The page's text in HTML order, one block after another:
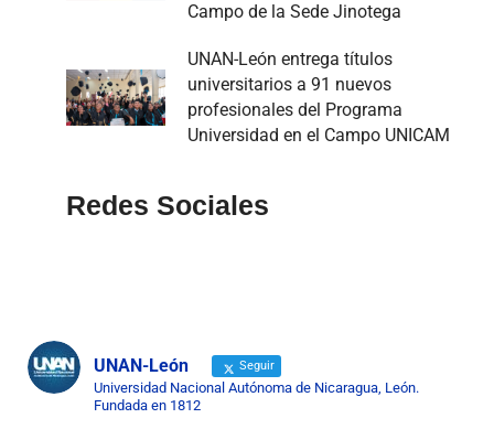
Campo de la Sede Jinotega
UNAN-León entrega títulos
universitarios a 91 nuevos
profesionales del Programa
Universidad en el Campo UNICAM
Redes Sociales
UNAN-León Seguir
Universidad Nacional Autónoma de Nicaragua, León.
Fundada en 1812